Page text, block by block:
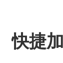
快捷